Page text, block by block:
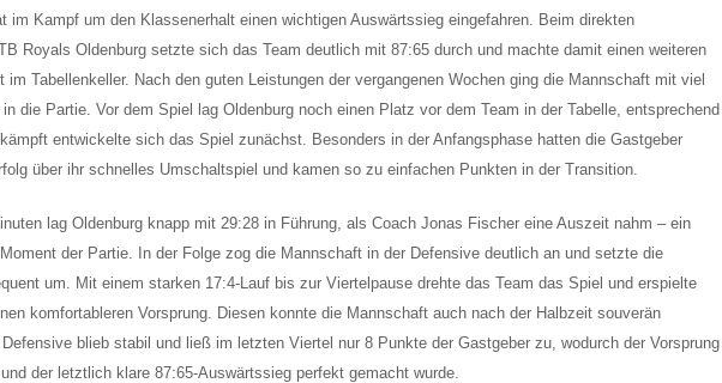
im Kampf um den Klassenerhalt einen wichtigen Auswärtssieg eingefahren. Beim direkten
Royals Oldenburg setzte sich das Team deutlich mit 87:65 durch und machte damit einen weiteren
im Tabellenkeller. Nach den guten Leistungen der vergangenen Wochen ging die Mannschaft mit viel
die Partie. Vor dem Spiel lag Oldenburg noch einen Platz vor dem Team in der Tabelle, entsprechend
entwickelte sich das Spiel zunächst. Besonders in der Anfangsphase hatten die Gastgeber
über ihr schnelles Umschaltspiel und kamen so zu einfachen Punkten in der Transition.
lag Oldenburg knapp mit 29:28 in Führung, als Coach Jonas Fischer eine Auszeit nahm – ein
der Partie. In der Folge zog die Mannschaft in der Defensive deutlich an und setzte die
um. Mit einem starken 17:4-Lauf bis zur Viertelpause drehte das Team das Spiel und erspielte
komfortableren Vorsprung. Diesen konnte die Mannschaft auch nach der Halbzeit souverän
blieb stabil und ließ im letzten Viertel nur 8 Punkte der Gastgeber zu, wodurch der Vorsprung
der letztlich klare 87:65-Auswärtssieg perfekt gemacht wurde.